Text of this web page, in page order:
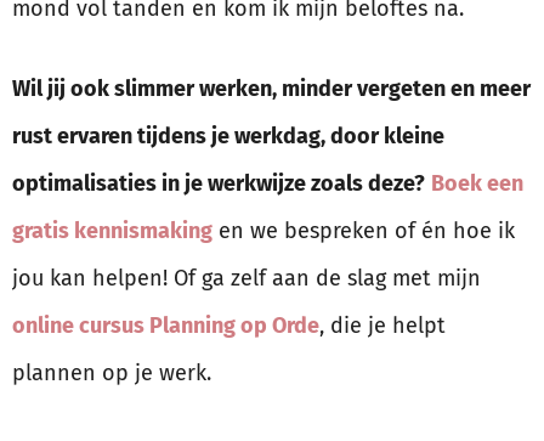
mond vol tanden en kom ik mijn beloftes na.
Wil jij ook slimmer werken, minder vergeten en meer
rust ervaren tijdens je werkdag, door kleine
optimalisaties in je werkwijze zoals deze? Boek een
gratis kennismaking en we bespreken of én hoe ik
jou kan helpen! Of ga zelf aan de slag met mijn
online cursus Planning op Orde, die je helpt
plannen op je werk.